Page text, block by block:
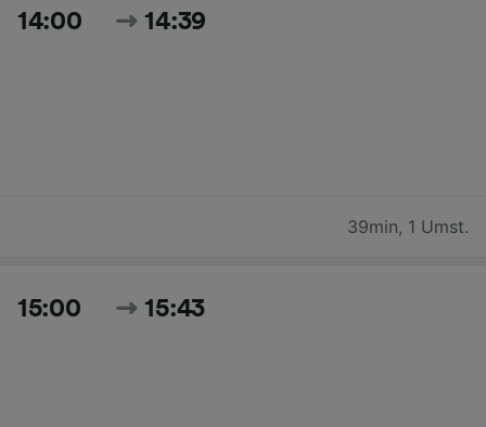
14:00 14:39
39min, 1 Umst.
15:00 15:43